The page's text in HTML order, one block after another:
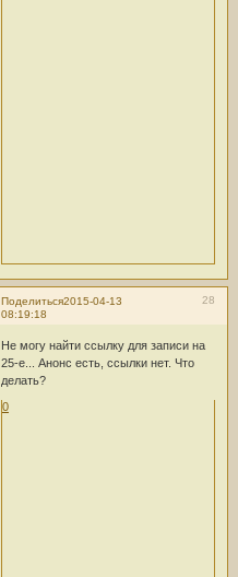
Поделиться 28
2015-04-13
08:19:18
Не могу найти ссылку для записи на
25-е... Анонс есть, ссылки нет. Что
делать?
0